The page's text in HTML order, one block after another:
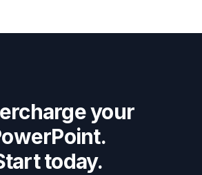
your
today.